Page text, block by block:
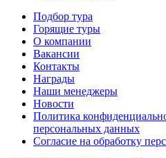
Подбор тура
Горящие туры
О компании
Вакансии
Контакты
Награды
Наши менеджеры
Новости
Политика
персональных данных
Согласие на обработку